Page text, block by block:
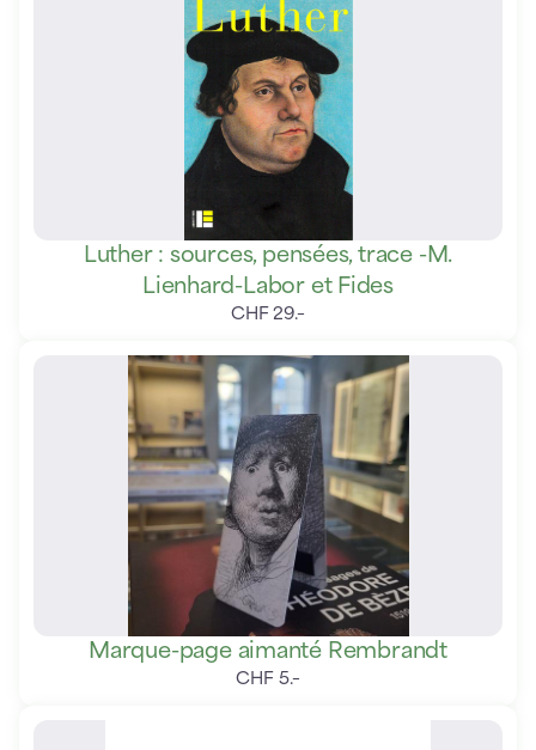
Luther : sources, pensées, trace -M.
Lienhard-Labor et Fides
CHF 29.–
Marque-page aimanté Rembrandt
CHF 5.–